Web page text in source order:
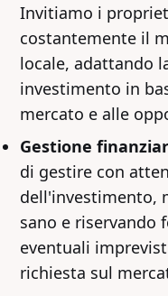
Invitiamo i
costantemente il
locale, adattando
investimento in
mercato e alle
Gestione
di gestire con
dell'investimento,
sano e riservando
eventuali
richiesta sul